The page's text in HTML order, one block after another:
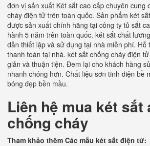
đơn vị sản xuất Két sắt cao cấp chuyên cung
cháy điện tử trên toàn quốc. Sản phẩm két
được sản xuất chính hãng tại công ty tủ sắt
hành 5 năm trên toàn quốc. két sắt chất
dẫn thiết lập và sử dụng tại nhà miễn phí. Hỗ
thanh toán tại nhà. két sắt chống cháy điện
giản và thuận tiện. Đem lại cho khách hàng
nhanh chóng hơn. Chất liệu sơn tĩnh điện bề
bóng đẹp bền mầu.
Liên hệ mua két sắt
chống cháy
Tham khảo thêm Các mẫu két sắt điện tử: